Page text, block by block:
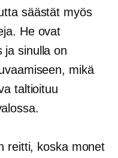
säästät myös
He ovat
ja sinulla on
mikä
taltioituu
reitti, koska monet